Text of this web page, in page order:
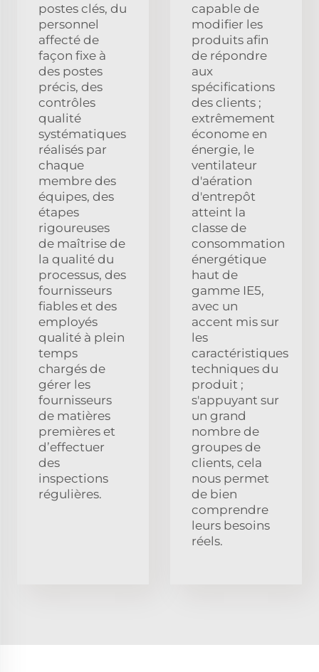
postes clés, du
personnel
affecté de
façon fixe à
des postes
précis, des
contrôles
qualité
systématiques
réalisés par
chaque
membre des
équipes, des
étapes
rigoureuses
de maîtrise de
la qualité du
processus, des
fournisseurs
fiables et des
employés
qualité à plein
temps
chargés de
gérer les
fournisseurs
de matières
premières et
d’effectuer
des
inspections
régulières.
capable de
modifier les
produits afin
de répondre
aux
spécifications
des clients ;
extrêmement
économe en
énergie, le
ventilateur
d'aération
d'entrepôt
atteint la
classe de
consommation
énergétique
haut de
gamme IE5,
avec un
accent mis sur
les
caractéristiques
techniques du
produit ;
s'appuyant sur
un grand
nombre de
groupes de
clients, cela
nous permet
de bien
comprendre
leurs besoins
réels.